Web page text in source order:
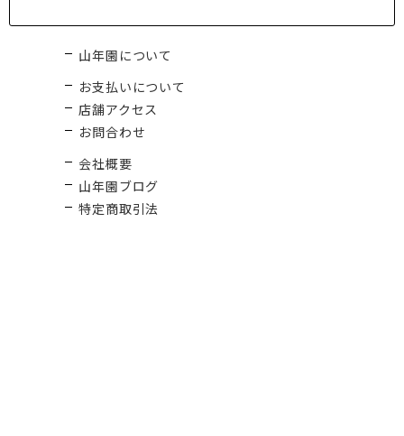
山年園について
お支払いについて
店舗アクセス
お問合わせ
会社概要
山年園ブログ
特定商取引法